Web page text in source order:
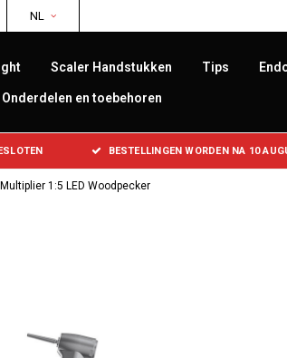
NL
Scaler Handstukken Tips
Onderdelen en toebehoren
BESTELLINGEN WORDEN NA 10
1:5 LED Woodpecker